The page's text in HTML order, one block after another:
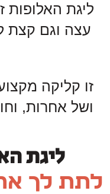
ליגת
עצה וגם קצת
זו קליקה
ושל אחרות,
ליגת
לתת לך